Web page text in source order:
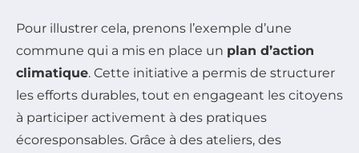
Pour illustrer cela, prenons l’exemple d’une
commune qui a mis en place un plan d’action
climatique. Cette initiative a permis de structurer
les efforts durables, tout en engageant les citoyens
à participer activement à des pratiques
écoresponsables. Grâce à des ateliers, des